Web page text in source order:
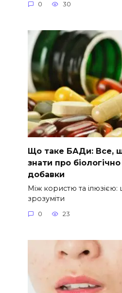
0 30
Що таке БАДи: Все,
знати про біологічно
добавки
Між користю та ілюзією:
зрозуміти
0 23